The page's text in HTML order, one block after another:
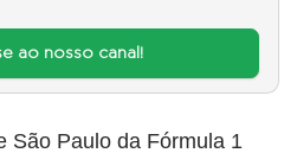
ao nosso canal!
São Paulo da Fórmula 1